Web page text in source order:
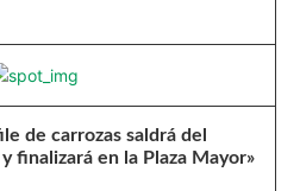
de carrozas saldrá del
finalizará en la Plaza Mayor»